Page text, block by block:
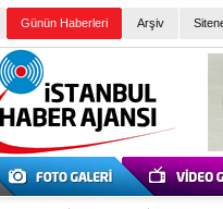
Günün Haberleri Arşiv